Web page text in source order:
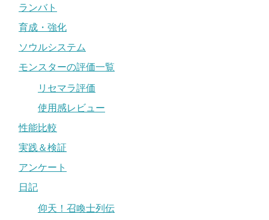
ランバト
育成・強化
ソウルシステム
モンスターの評価一覧
リセマラ評価
使用感レビュー
性能比較
実践＆検証
アンケート
日記
仰天！召喚士列伝